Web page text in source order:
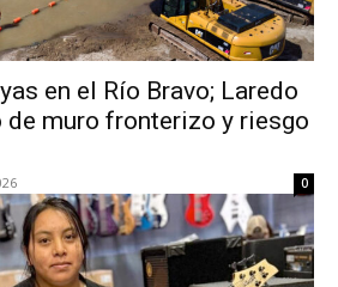
en el Río Bravo; Laredo
muro fronterizo y riesgo
0